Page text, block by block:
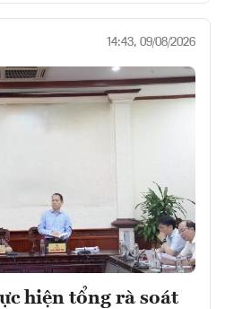
14:43, 09/08/2026
hiện tổng rà soát